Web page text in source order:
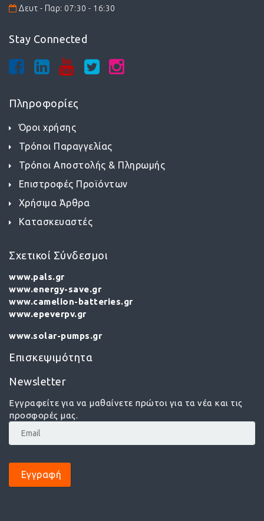
Δευτ - Παρ: 07:30 - 16:30
Stay Connected
Πληροφορίες
Όροι χρήσης
Τρόποι Παραγγελίας
Τρόποι Αποστολής & Πληρωμής
Επιστροφές Προϊόντων
Χρήσιμα Άρθρα
Κατασκευαστές
Σχετικοί Σύνδεσμοι
www.pals.gr
www.energy-save.gr
www.camelion-batteries.gr
www.epeverpv.gr
www.solar-pumps.gr
Επισκεψιμότητα
Newsletter
Εγγραφείτε για να μαθαίνετε πρώτοι για τα νέα και τις
προσφορές μας.
Εγγραφή